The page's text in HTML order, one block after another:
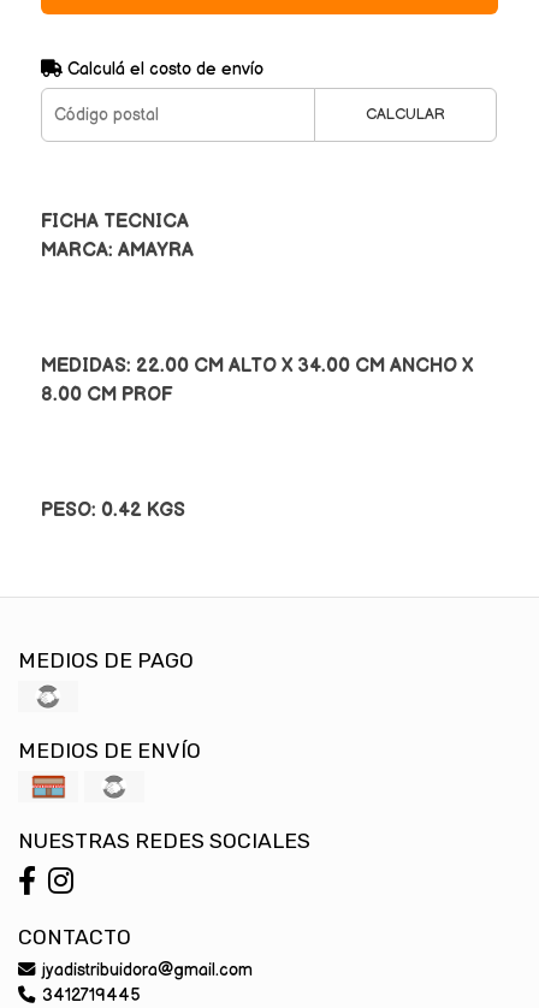
Calculá el costo de envío
CALCULAR
FICHA TECNICA
MARCA: AMAYRA
MEDIDAS: 22.00 CM ALTO X 34.00 CM ANCHO X
8.00 CM PROF
PESO: 0.42 KGS
MEDIOS DE PAGO
MEDIOS DE ENVÍO
NUESTRAS REDES SOCIALES
CONTACTO
jyadistribuidora@gmail.com
3412719445